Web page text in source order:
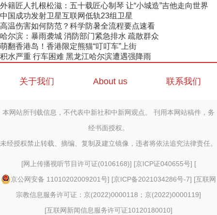
外籍匠人扎根松滋：五十载匠心制琴 让“小城造”吉他走向世界
中国成功发射卫星互联网低轨23组卫星
高温伤害如何防范？科学防暑全流程要点速看
哈尔滨：暴雨袭城 消防部门紧急排水 疏散群众
萌翻香港岛！香港限定熊猫“叮叮车”上街
积水严重 行车困难 黑龙江哈尔滨遭遇强降雨
关于我们 About us 联系我们
本网站所刊载信息，不代表中新社和中新网观点。 刊用本网站稿件，务
经书面授权。
未经授权禁止转载、摘编、复制及建立镜像，违者将依法追究法律责任。
[网上传播视听节目许可证(0106168)] [京ICP证040655号] [
京公网安备 11010202009201号] [京ICP备2021034286号-7] [互联网
宗教信息服务许可证：京(2022)0000118；京(2022)0000119]
[互联网新闻信息服务许可证10120180010]